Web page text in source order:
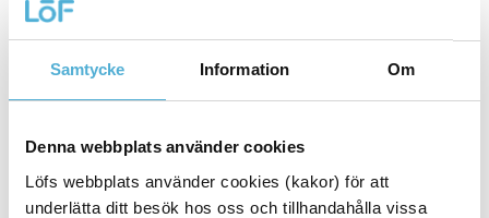
Samtycke Information Om
Denna webbplats använder cookies
Löfs webbplats använder cookies (kakor) för att
underlätta ditt besök hos oss och tillhandahålla vissa
Patientsäkerhet
Vårt skadeförebyggande arbete